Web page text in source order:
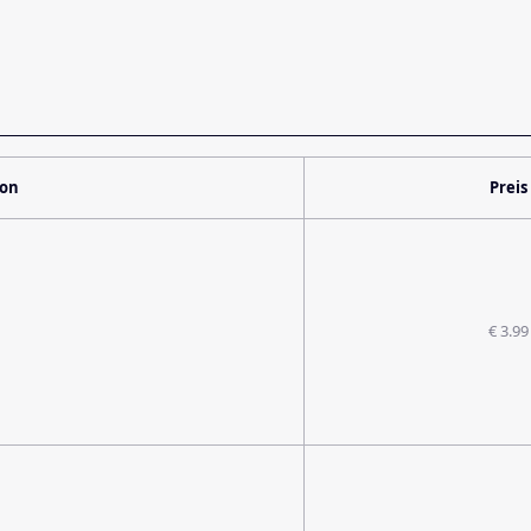
Preis
€ 3.99